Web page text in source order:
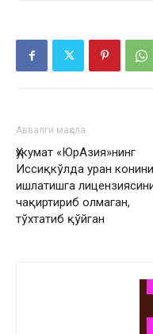
Аввалги мақола
Ҳукумат «ЮрАзия»нинг
Иссиқкўлда уран конини
ишлатишга
чақиртириб олмаган,
тўхтатиб қўйган